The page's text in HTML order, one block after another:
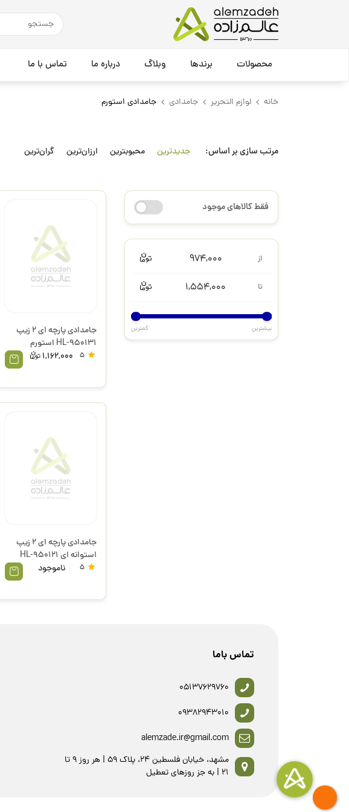
محصولات برندها وبلاگ درباره ما تماس با ما
خانه لوازم التحریر جامدادی جامدادی استورم
مرتب سازی بر اساس: جدیدترین محبوبترین ارزان‌ترین گران‌ترین
فقط کالاهای موجود
از 974,000
تا 1,554,000
بیشترین کمترین
جامدادی پارچه ای 2 زیپ
HL-950131 استورم
1,162,000
جامدادی پارچه ای 2 زیپ
استوانه ای HL-950121
استورم
ناموجود
تماس باما
05137629760
09382943010
alemzade.ir@gmail.com
مشهد، خیابان فلسطین 24، پلاک 59 | هر روز 9 تا
21 | به جز روزهای تعطیل